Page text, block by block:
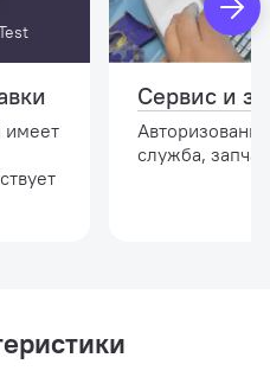
имеет
Сервис и
служба,